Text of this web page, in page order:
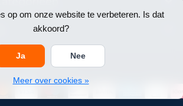
op om onze website te verbeteren. Is dat
akkoord?
Ja Nee
Meer over cookies »
E-Werkbroeken